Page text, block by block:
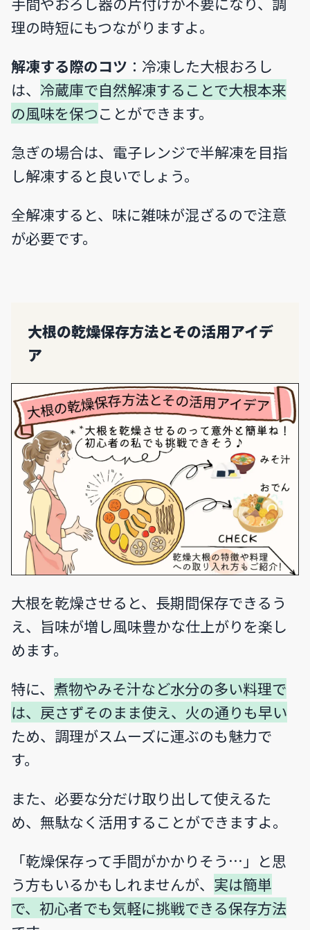
理の時短にもつながりますよ。
解凍する際のコツ ：冷凍した大根おろし
は、 冷蔵庫で自然解凍することで大根本来
の風味を保つことができます。
急ぎの場合は、電子レンジで半解凍を目指
し解凍すると良いでしょう。
全解凍すると、味に雑味が混ざるので注意
が必要です。
大根の乾燥保存方法とその活用アイデ
ア
大根を乾燥させると、長期間保存できるう
え、旨味が増し風味豊かな仕上がりを楽し
めます。
特に、 煮物やみそ汁など水分の多い料理で
は、戻さずそのまま使え、火の通りも早い
ため、調理がスムーズに運ぶのも魅力で
す。
また、必要な分だけ取り出して使えるた
め、無駄なく活用することができますよ。
「乾燥保存って手間がかかりそう…」と思
う方もいるかもしれませんが、 実は簡単
で、初心者でも気軽に挑戦できる保存方法